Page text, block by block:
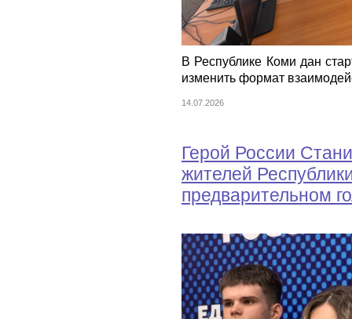
В Республике Коми дан
изменить формат
14.07.2026
Герой России
жителей
предварительном